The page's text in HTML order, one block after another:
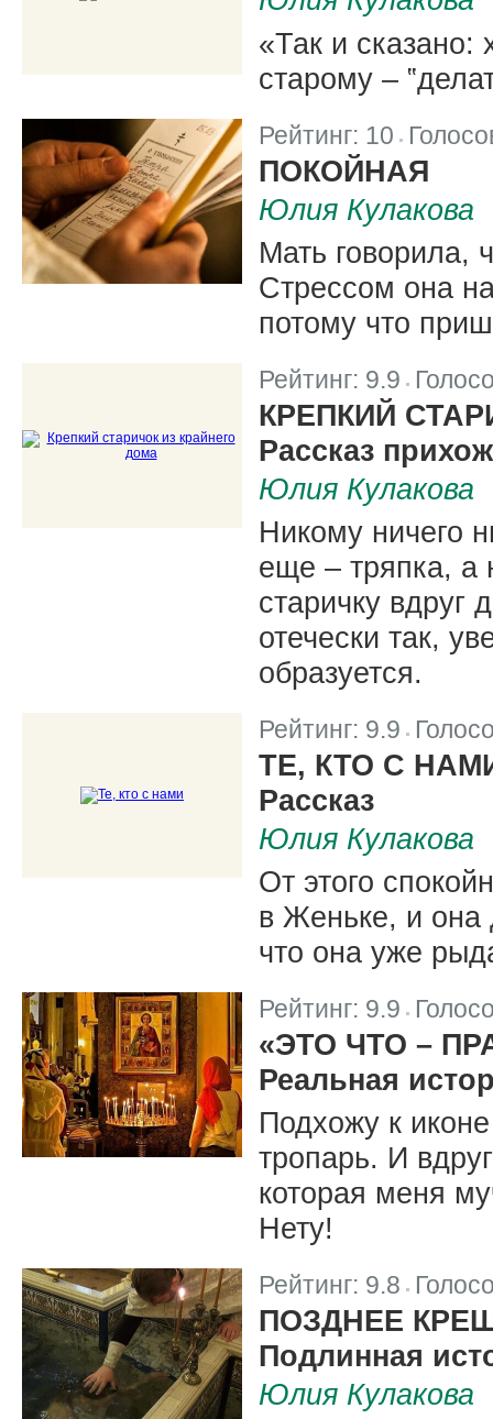
«Так и сказано:
старому –
Рейтинг: 10 |
ПОКОЙНАЯ
Юлия Кулакова
Мать говорила,
Стрессом она
потому что
Рейтинг: 9.9 |
КРЕПКИЙ
Рассказ
Юлия Кулакова
Никому ничего
еще – тряпка, а
старичку вдруг
отечески так,
образуется.
Рейтинг: 9.9 |
ТЕ, КТО С
Рассказ
Юлия Кулакова
От этого
в Женьке, и она
что она уже
Рейтинг: 9.9 |
«ЭТО ЧТО –
Реальная
Подхожу к
тропарь. И
которая меня
Нету!
Рейтинг: 9.8
ПОЗДНЕЕ
Подлинная
Юлия Кулакова